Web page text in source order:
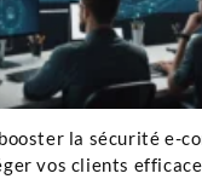
la sécurité e-
vos clients